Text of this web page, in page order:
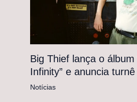
Big Thief lança o álbum
Infinity” e anuncia
Notícias